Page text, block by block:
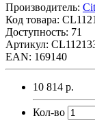
Производитель:
Код товара:
Доступность: 71
Артикул:
EAN: 169140
10 814 р.
Кол-во